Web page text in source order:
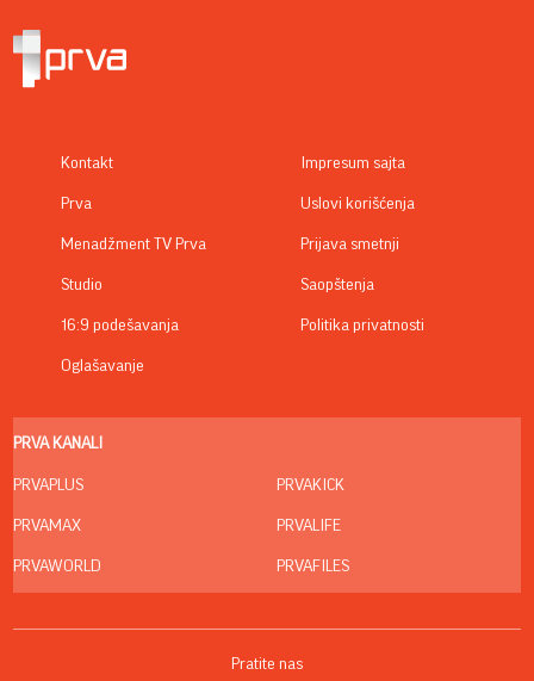
Kontakt
Prva
Menadžment TV Prva
Studio
16:9 podešavanja
Oglašavanje
Impresum sajta
Uslovi korišćenja
Prijava smetnji
Saopštenja
Politika privatnosti
PRVA KANALI
PRVAPLUS
PRVAMAX
PRVAWORLD
PRVAKICK
PRVALIFE
PRVAFILES
Pratite nas